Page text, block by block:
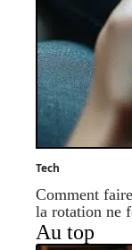
Tech
Comment
la rotation ne
Au top